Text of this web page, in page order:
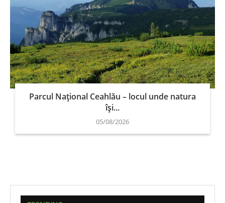
Parcul Național Ceahlău – locul unde natura
își...
05/08/2026